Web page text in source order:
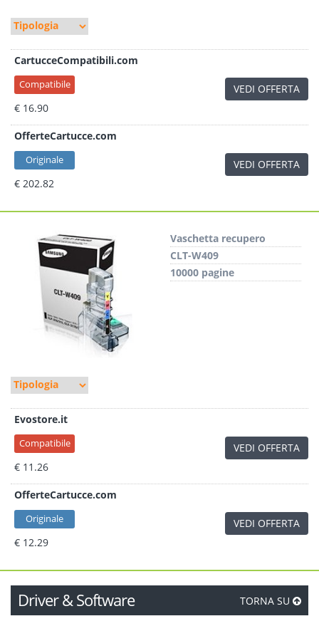
CartucceCompatibili.com
Compatibile
€ 16.90
VEDI OFFERTA
OfferteCartucce.com
Originale
€ 202.82
VEDI OFFERTA
Vaschetta recupero
CLT-W409
10000 pagine
Evostore.it
Compatibile
€ 11.26
VEDI OFFERTA
OfferteCartucce.com
Originale
€ 12.29
VEDI OFFERTA
Driver & Software TORNA SU